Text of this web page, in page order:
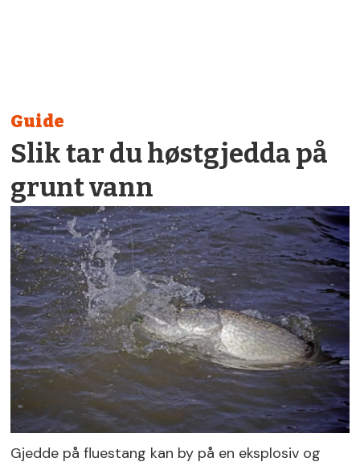
Guide
Slik tar du høstgjedda på
grunt vann
Gjedde på fluestang kan by på en eksplosiv og